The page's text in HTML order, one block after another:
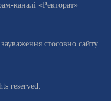
каналі «Ректорат»
стосовно сайту
reserved.